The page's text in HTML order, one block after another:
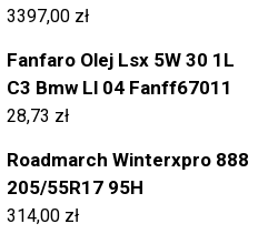
3397,00 zł
Fanfaro Olej Lsx 5W 30 1L
C3 Bmw Ll 04 Fanff67011
28,73 zł
Roadmarch Winterxpro 888
205/55R17 95H
314,00 zł